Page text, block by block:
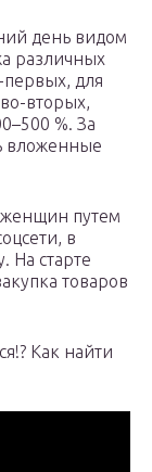
день видом
различных
первых, для
вторых,
%. За
вложенные
женщин путем
в
На старте
товаров
Как найти